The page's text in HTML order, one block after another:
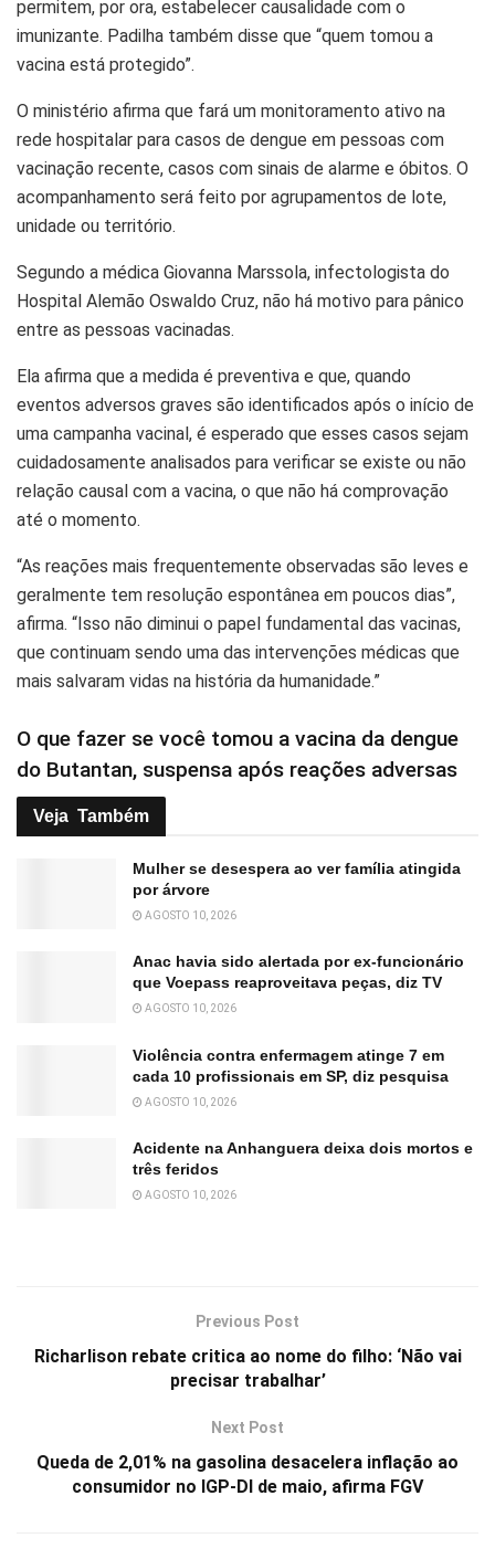
graves não permitem, por ora, estabelecer causalidade
com o imunizante. Padilha também disse que “quem
tomou a vacina está protegido”.
O ministério afirma que fará um monitoramento ativo na
rede hospitalar para casos de dengue em pessoas com
vacinação recente, casos com sinais de alarme e óbitos. O
acompanhamento será feito por agrupamentos de lote,
unidade ou território.
Segundo a médica Giovanna Marssola, infectologista do
Hospital Alemão Oswaldo Cruz, não há motivo para pânico
entre as pessoas vacinadas.
Ela afirma que a medida é preventiva e que, quando
eventos adversos graves são identificados após o início de
uma campanha vacinal, é esperado que esses casos
sejam cuidadosamente analisados para verificar se existe
ou não relação causal com a vacina, o que não há
comprovação até o momento.
“As reações mais frequentemente observadas são leves e
geralmente tem resolução espontânea em poucos dias”,
afirma. “Isso não diminui o papel fundamental das vacinas,
que continuam sendo uma das intervenções médicas que
mais salvaram vidas na história da humanidade.”
O que fazer se você tomou a vacina da dengue
do Butantan, suspensa após reações adversas
Veja Também
Mulher se desespera ao ver família atingida
por árvore
AGOSTO 10, 2026
Anac havia sido alertada por ex-funcionário
que Voepass reaproveitava peças, diz TV
AGOSTO 10, 2026
Violência contra enfermagem atinge 7 em
cada 10 profissionais em SP, diz pesquisa
AGOSTO 10, 2026
Acidente na Anhanguera deixa dois mortos e
três feridos
AGOSTO 10, 2026
Previous Post
Richarlison rebate critica ao nome do filho: ‘Não vai
precisar trabalhar’
Next Post
Queda de 2,01% na gasolina desacelera inflação ao
consumidor no IGP-DI de maio, afirma FGV